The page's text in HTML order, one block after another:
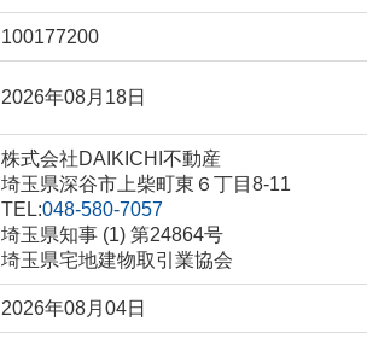
100177200
2026年08月18日
株式会社DAIKICHI不動産
埼玉県深谷市上柴町東６丁目8-11
TEL:048-580-7057
埼玉県知事 (1) 第24864号
埼玉県宅地建物取引業協会
2026年08月04日